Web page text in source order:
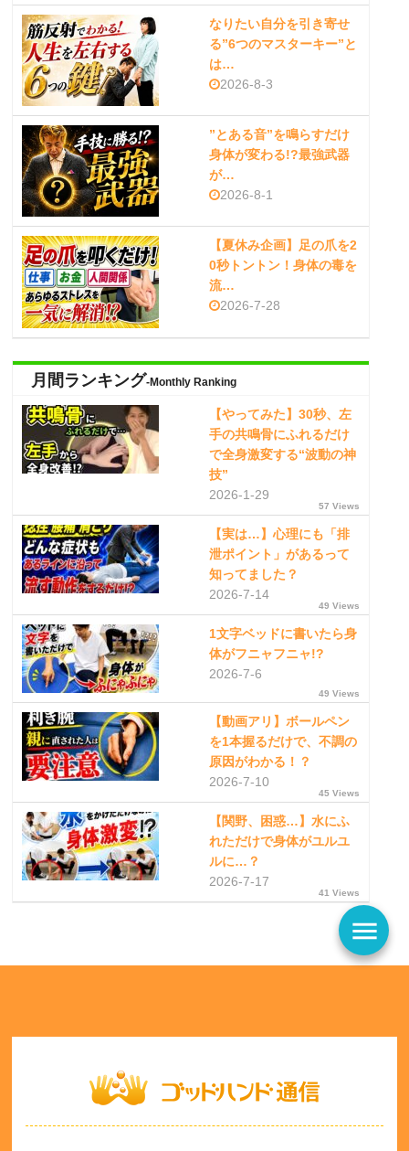
なりたい自分を引き寄せ
る”6つのマスターキー”と
は…
2026-8-3
”とある音”を鳴らすだけ
身体が変わる!?最強武器
が…
2026-8-1
【夏休み企画】足の爪を2
0秒トントン！身体の毒を
流…
2026-7-28
月間ランキング-Monthly Ranking
【やってみた】30秒、左
手の共鳴骨にふれるだけ
で全身激変する“波動の神
技”
2026-1-29
57 Views
【実は…】心理にも「排
泄ポイント」があるって
知ってました？
2026-7-14
49 Views
1文字ベッドに書いたら身
体がフニャフニャ!?
2026-7-6
49 Views
【動画アリ】ボールペン
を1本握るだけで、不調の
原因がわかる！？
2026-7-10
45 Views
【関野、困惑…】水にふ
れただけで身体がユルユ
ルに…？
2026-7-17
41 Views
menu